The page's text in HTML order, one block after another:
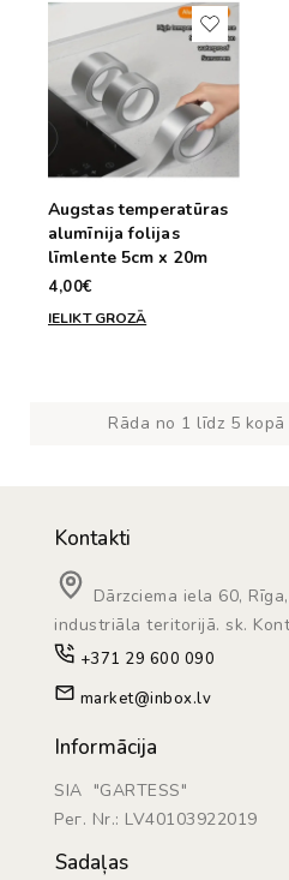
Augstas temperatūras
alumīnija folijas
līmlente 5cm x 20m
4,00€
IELIKT GROZĀ
Rāda no 1 līdz 5
Kontakti
Dārzciema iela 60,
industriāla teritorijā. sk.
+371 29 600 090
market@inbox.lv
Informācija
SIA "GARTESS"
Рег. Nr.: LV40103922019
Sadaļas